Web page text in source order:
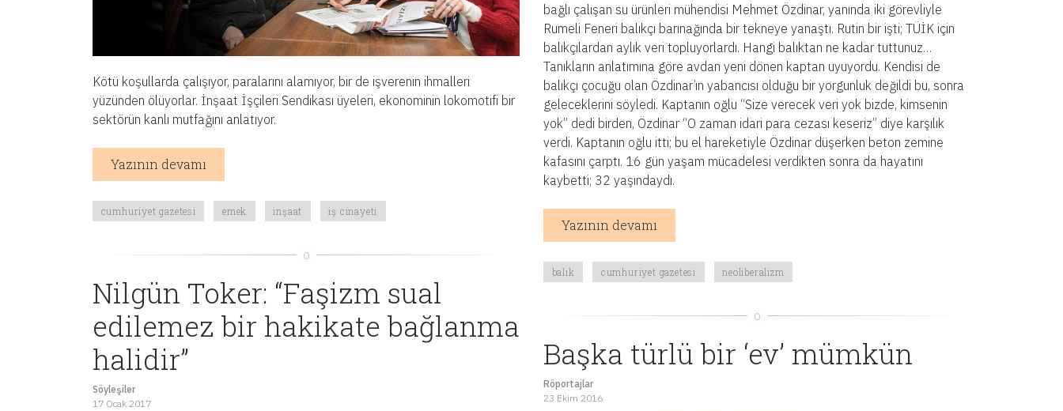
Kötü koşullarda çalışıyor, paralarını alamıyor, bir de işverenin ihmalleri
yüzünden ölüyorlar. İnşaat İşçileri Sendikası üyeleri, ekonominin lokomotifi bir
sektörün kanlı mutfağını anlatıyor.
Yazının devamı
cumhuriyet gazetesi emek inşaat iş cinayeti
Nilgün Toker: “Faşizm sual
edilemez bir hakikate bağlanma
halidir”
Söyleşiler
17 Ocak 2017
bağlı çalışan su ürünleri mühendisi Mehmet Özdinar, yanında iki görevliyle
Rumeli Feneri balıkçı barınağında bir tekneye yanaştı. Rutin bir işti; TÜİK için
balıkçılardan aylık veri topluyorlardı. Hangi balıktan ne kadar tuttunuz…
Tanıkların anlatımına göre avdan yeni dönen kaptan uyuyordu. Kendisi de
balıkçı çocuğu olan Özdinar’ın yabancısı olduğu bir yorgunluk değildi bu, sonra
geleceklerini söyledi. Kaptanın oğlu “Size verecek veri yok bizde, kimsenin
yok” dedi birden, Özdinar “O zaman idari para cezası keseriz” diye karşılık
verdi. Kaptanın oğlu itti; bu el hareketiyle Özdinar düşerken beton zemine
kafasını çarptı. 16 gün yaşam mücadelesi verdikten sonra da hayatını
kaybetti; 32 yaşındaydı.
Yazının devamı
balık cumhuriyet gazetesi neoliberalizm
Başka türlü bir ‘ev’ mümkün
Röportajlar
23 Ekim 2016